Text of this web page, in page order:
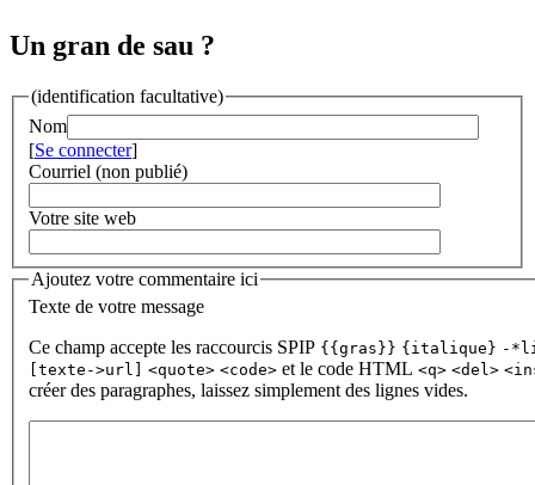
Un gran de sau ?
(identification facultative)
Nom
[Se connecter]
Courriel (non publié)
Votre site web
Ajoutez votre commentaire ici
Texte de votre message
Ce champ accepte les raccourcis SPIP {{gras}} {italique} -
[texte->url]
<quote> <code> et le code HTML <q> <del>
créer des paragraphes, laissez simplement des lignes vides.